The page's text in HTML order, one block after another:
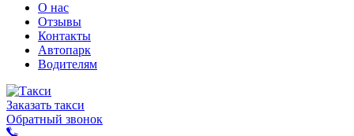
О нас
Отзывы
Контакты
Автопарк
Водителям
Заказать такси
Обратный звонок